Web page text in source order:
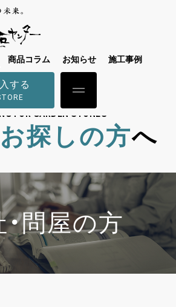
商品コラム お知らせ
施工事例
する
FOR GARDEN STONES
お探しの方へ
問屋の方